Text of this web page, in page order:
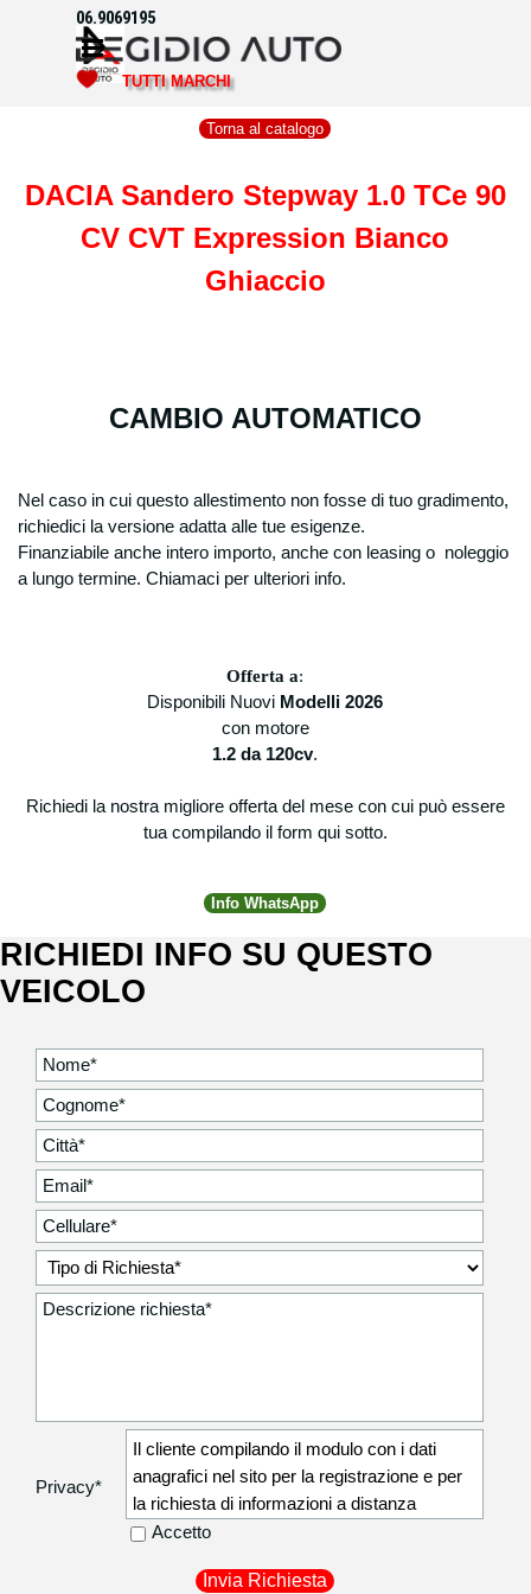
Vai ai contenuti
Salta menù
06.9069195
TUTTI MARCHI
Torna al catalogo
DACIA Sandero Stepway 1.0 TCe 90
CV CVT Expression Bianco
Ghiaccio
CAMBIO AUTOMATICO
Nel caso in cui questo allestimento non fosse di tuo gradimento,
richiedici la versione adatta alle tue esigenze.
Finanziabile anche intero importo, anche con leasing o noleggio
a lungo termine. Chiamaci per ulteriori info.
Offerta a:
Disponibili Nuovi Modelli 2026
con motore
1.2 da 120cv.
Richiedi la nostra migliore offerta del mese con cui può essere
tua compilando il form qui sotto.
Info WhatsApp
RICHIEDI INFO SU QUESTO
VEICOLO
Privacy*
Il cliente compilando il modulo con i dati
anagrafici nel sito per la registrazione e per
la richiesta di informazioni a distanza
autorizza la Degidio Auto srl a comunicare i
recapito telefonico) ai corrieri di fiducia
Accetto